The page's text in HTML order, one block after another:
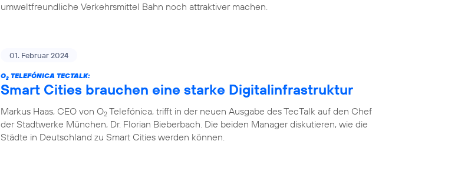
umweltfreundliche Verkehrsmittel Bahn noch attraktiver machen.
01. Februar 2024
O2 TELEFÓNICA TECTALK:
Smart Cities brauchen eine starke Digitalinfrastruktur
Markus Haas, CEO von O2 Telefónica, trifft in der neuen Ausgabe des TecTalk auf den Chef
der Stadtwerke München, Dr. Florian Bieberbach. Die beiden Manager diskutieren, wie die
Städte in Deutschland zu Smart Cities werden können.